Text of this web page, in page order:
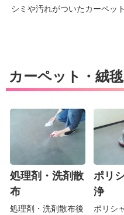
シミや汚れがついたカーペット
カーペット・絨
処理剤・洗剤散
布
処理剤・洗剤散布後
ポリ
浄
ポリシ